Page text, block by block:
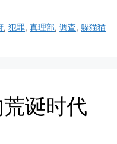
,犯罪,真理部,调查,躲猫猫
诞时代